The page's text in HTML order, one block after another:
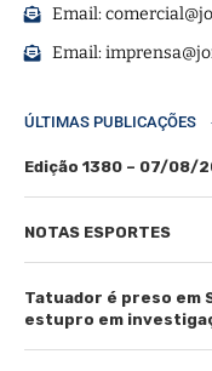
Email:
Email:
ÚLTIMAS PUBLICAÇÕES
Edição 1380 – 07/08/
NOTAS ESPORTES
Tatuador é preso em
estupro em